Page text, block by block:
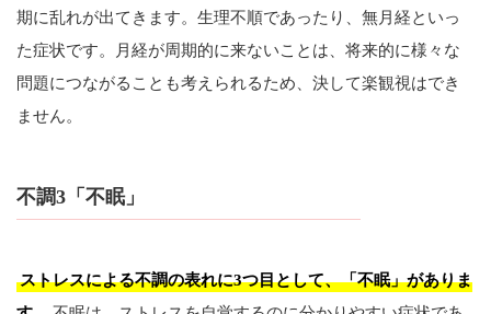
期に乱れが出てきます。生理不順であったり、無月経といっ
た症状です。月経が周期的に来ないことは、将来的に様々な
問題につながることも考えられるため、決して楽観視はでき
ません。
不調3「不眠」
ストレスによる不調の表れに3つ目として、「不眠」がありま